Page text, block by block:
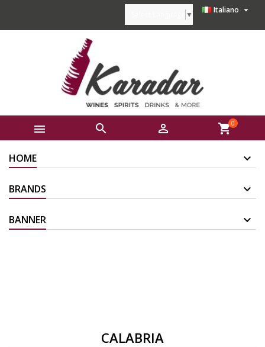
Italiano 
▼
   shopping_cart0
HOME
BRANDS
BANNER
CALABRIA